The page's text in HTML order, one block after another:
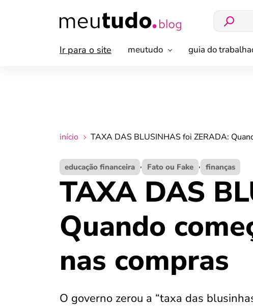
Ir para o site meutudo guia do
início TAXA DAS BLUSINHAS foi ZERADA:
educação financeira , Fato ou Fake , finanças
TAXA DAS
Quando
nas compras
O governo zerou a “taxa das